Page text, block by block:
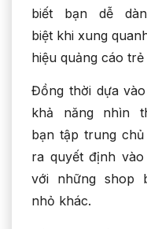
biết bạn dễ
biệt khi xung
hiệu quảng cáo trẻ
Đồng thời dựa
khả năng nhìn
bạn tập trung
ra quyết định
với những shop
nhỏ khác.